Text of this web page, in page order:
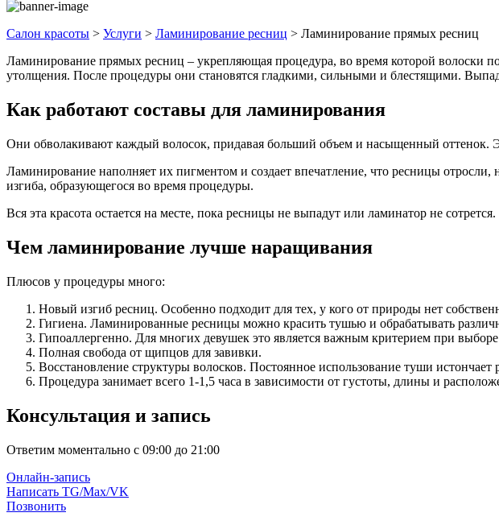
Салон красоты > Услуги > Ламинирование ресниц > Ламинирование прямых ресниц
Ламинирование прямых ресниц – укрепляющая процедура, во время которой волоски
утолщения. После процедуры они становятся гладкими, сильными и блестящими.
Как работают составы для ламинирования
Они обволакивают каждый волосок, придавая больший объем и насыщенный оттенок.
Ламинирование наполняет их пигментом и создает впечатление, что ресницы
изгиба, образующегося во время процедуры.
Вся эта красота остается на месте, пока ресницы не выпадут или ламинатор не
Чем ламинирование лучше наращивания
Плюсов у процедуры много:
Новый изгиб ресниц. Особенно подходит для тех, у кого от природы нет
Гигиена. Ламинированные ресницы можно красить тушью и обрабатывать
Гипоаллергенно. Для многих девушек это является важным критерием при
Полная свобода от щипцов для завивки.
Восстановление структуры волосков. Постоянное использование туши
Процедура занимает всего 1-1,5 часа в зависимости от густоты, длины и
Консультация и запись
Ответим моментально с 09:00 до 21:00
Онлайн-запись
Написать TG/Max/VK
Позвонить